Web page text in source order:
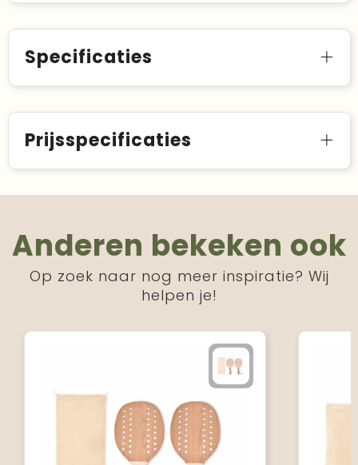
Specificaties
Prijsspecificaties
Anderen bekeken ook
Op zoek naar nog meer inspiratie? Wij
helpen je!